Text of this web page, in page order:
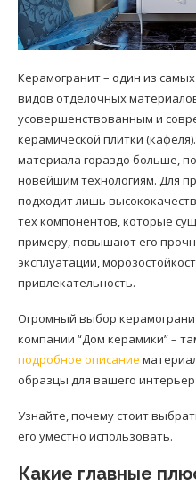
Керамогранит – один из
видов отделочных
усовершенствованным и
керамической плитки
материала гораздо больше,
новейшим технологиям. Для
подходит лишь
тех компонентов, которые
примеру, повышают его
эксплуатации,
привлекательность.
Огромный выбор
компании “Дом керамики” –
подробное описание
образцы для вашего
Узнайте, почему стоит
его уместно использовать.
Какие главные